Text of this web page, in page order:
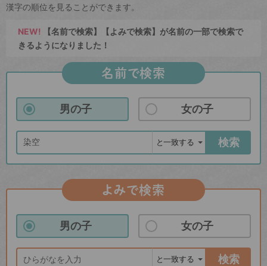
漢字の順位を見ることができます。
NEW! 【名前で検索】【よみで検索】が名前の一部で検索で
きるようになりました！
名前で検索
男の子 女の子
検索
よみで検索
男の子 女の子
検索